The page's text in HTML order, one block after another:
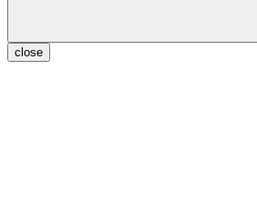
close